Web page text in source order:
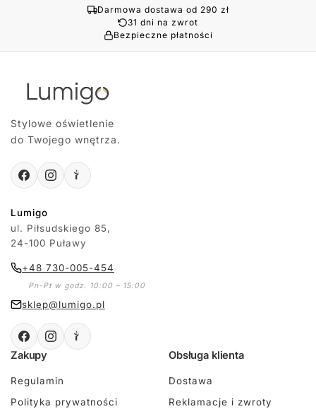
Darmowa dostawa od 290 zł
31 dni na zwrot
Bezpieczne płatności
Stylowe oświetlenie
do Twojego wnętrza.
Lumigo
ul. Piłsudskiego 85,
24-100 Puławy
+48 730-005-454
Pn-Pt w godz. 10:00 – 15:00
sklep@lumigo.pl
Zakupy
Regulamin
Polityka prywatności
Obsługa klienta
Dostawa
Reklamacje i zwroty